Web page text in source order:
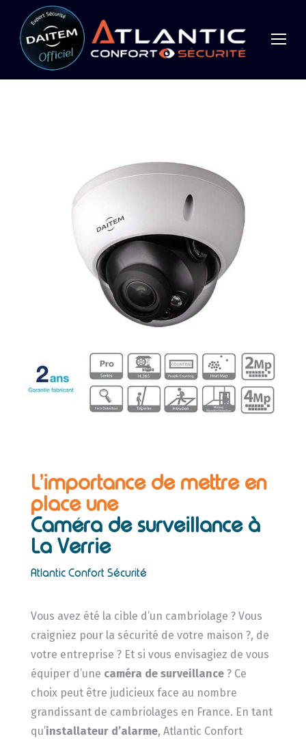
L’importance de mettre en
place une
Caméra de surveillance à
La Verrie
Atlantic Confort Sécurité
Vous avez été la cible d’un cambriolage ? Vous
craigniez pour la sécurité de votre maison ?, de
votre entreprise ? Et si vous envisagiez de vous
équiper d’une caméra de surveillance? Ce
choix peut être judicieux face au nombre
grandissant de cambriolages en France. En tant
qu’installateur d’alarme, Atlantic Confort